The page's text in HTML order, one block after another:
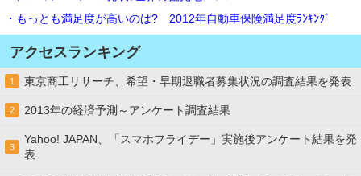
・もっとも満足度が高いのは? 2012年自動車保険満足度ﾗﾝｷﾝｸﾞ
アクセスランキング
1 東京商工リサーチ、希望・早期退職者募集状況の調査結果を発表
2 2013年の経済予測～アンケート調査結果
3
Yahoo! JAPAN、「スマホフライデー」実施後アンケート結果を発
表